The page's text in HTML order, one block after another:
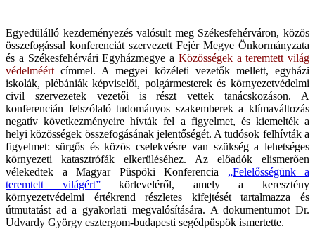
Egyedülálló kezdeményezés valósult meg Székesfehérváron, közös
összefogással konferenciát szervezett Fejér Megye Önkormányzata
és a Székesfehérvári Egyházmegye a Közösségek a teremtett világ
védelméért címmel. A megyei közéleti vezetők mellett, egyházi
iskolák, plébániák képviselői, polgármesterek és környezetvédelmi
civil szervezetek vezetői is részt vettek tanácskozáson. A
konferencián felszólaló tudományos szakemberek a klímaváltozás
negatív következményeire hívták fel a figyelmet, és kiemelték a
helyi közösségek összefogásának jelentőségét. A tudósok felhívták a
figyelmet: sürgős és közös cselekvésre van szükség a lehetséges
környezeti katasztrófák elkerüléséhez. Az előadók elismerően
vélekedtek a Magyar Püspöki Konferencia „Felelősségünk a
teremtett világért”körleveléről, amely a keresztény
környezetvédelmi értékrend részletes kifejtését tartalmazza és
útmutatást ad a gyakorlati megvalósítására. A dokumentumot Dr.
Udvardy György esztergom-budapesti segédpüspök ismertette.